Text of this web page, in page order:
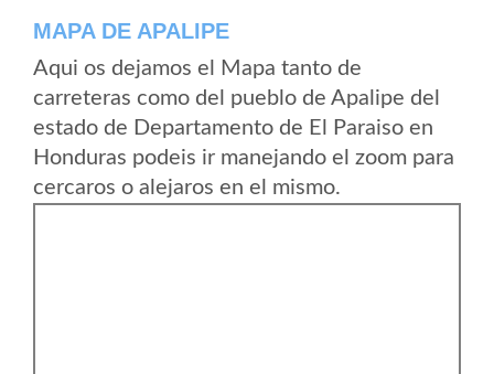
MAPA DE APALIPE
Aqui os dejamos el Mapa tanto de
carreteras como del pueblo de Apalipe del
estado de Departamento de El Paraiso en
Honduras podeis ir manejando el zoom para
cercaros o alejaros en el mismo.